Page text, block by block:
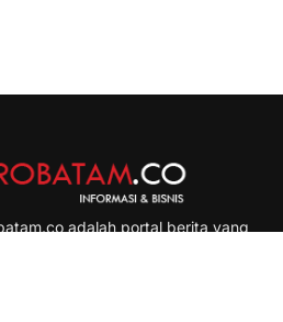
adalah portal berita yang